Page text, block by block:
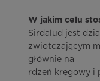
W jakim celu
Sirdalud jest
zwiotczającym
głównie na
rdzeń kręgowy i